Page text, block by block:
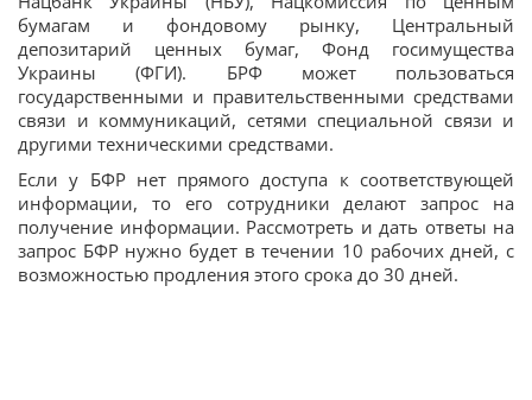
бумагам и фондовому рынку, Центральный
депозитарий ценных бумаг, Фонд госимущества
Украины (ФГИ). БРФ может пользоваться
государственными и правительственными средствами
связи и коммуникаций, сетями специальной связи и
другими техническими средствами.
Если у БФР нет прямого доступа к соответствующей
информации, то его сотрудники делают запрос на
получение информации. Рассмотреть и дать ответы на
запрос БФР нужно будет в течении 10 рабочих дней, с
возможностью продления этого срока до 30 дней.